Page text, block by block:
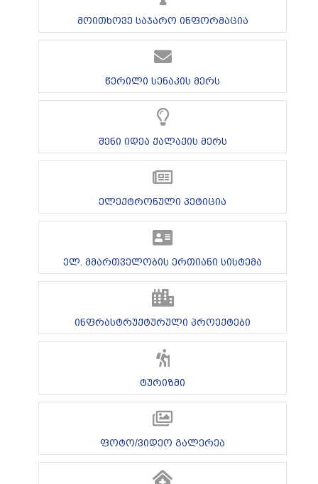
მოითხოვე საჯარო ინფორმაცია
წერილი სენაკის მერს
შენი იდეა ქალაქის მერს
ელექტრონული პეტიცია
ელ. მმართველობის ერთიანი სისტემა
ინფრასტრუქტურული პროექტები
ტურიზმი
ფოტო/ვიდეო გალერეა